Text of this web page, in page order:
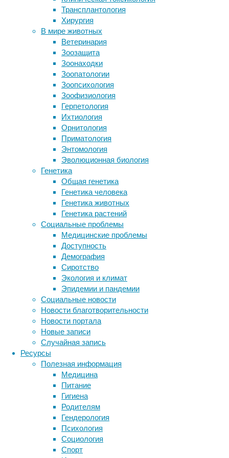
Трансплантология
Хирургия
В мире животных
Ветеринария
Зоозащита
Зоонаходки
Зоопатологии
Зоопсихология
Зоофизиология
Герпетология
Ихтиология
Орнитология
Приматология
Энтомология
Эволюционная биология
Генетика
Общая генетика
Генетика человека
Генетика животных
Генетика растений
Социальные проблемы
Медицинские проблемы
Доступность
Демография
Сиротство
Экология и климат
Эпидемии и пандемии
Социальные новости
Новости благотворительности
Новости портала
Новые записи
Случайная запись
Ресурсы
Полезная информация
Медицина
Питание
Гигиена
Родителям
Гендерология
Психология
Социология
Спорт
19:22
14/07/2023
восприятие,
генная
терапия,
зрение,
медицина
Люди
ахроматопсией,
полной
цветовой
слепотой,
способны
различать
цвета,
израильские
исследователи
обнаружили
способ
помочь
увидеть
крайней
мере
один
цвет.
Новый участок генома помог
объяснить, как мозг обезьяны
развился до мозга Homo sapiens
Мозг учится распознавать лица с
нуля
Нейронный сигнал и питание по
Bluetooth
Следите за новостями
Метки